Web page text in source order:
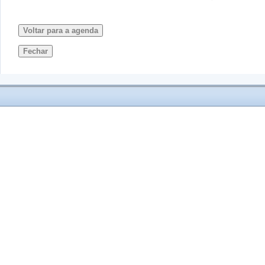
Voltar para a agenda
Fechar